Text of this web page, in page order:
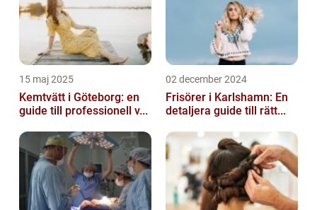
15 maj 2025
Kemtvätt i Göteborg: en
guide till professionell v...
02 december 2024
Frisörer i Karlshamn: En
detaljera guide till rätt...